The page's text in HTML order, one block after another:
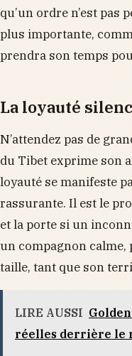
qu’un ordre n’est pas
plus importante,
prendra son temps
La loyauté
N’attendez pas de
du Tibet exprime son
loyauté se manifeste
rassurante. Il est le
et la porte si un
un compagnon
taille, tant que son
LIRE AUSSI
réelles derrière le